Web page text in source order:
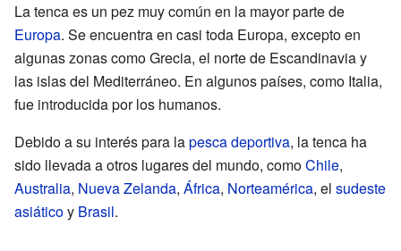
La tenca es un pez muy común en la mayor parte de
Europa. Se encuentra en casi toda Europa, excepto en
algunas zonas como Grecia, el norte de Escandinavia y
las islas del Mediterráneo. En algunos países, como Italia,
fue introducida por los humanos.
Debido a su interés para lapesca deportiva, la tenca ha
sido llevada a otros lugares del mundo, comoChile,
Australia, Nueva Zelanda, África, Norteamérica, el sudeste
asiáticoy Brasil.